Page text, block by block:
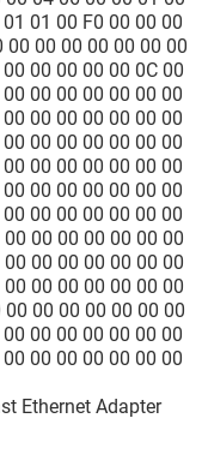
01 00 F0 00 00 00
00 00 00 00 00 00 00
00 00 00 00 0C 00
00 00 00 00 00 00
00 00 00 00 00 00
00 00 00 00 00 00
00 00 00 00 00 00
00 00 00 00 00 00
00 00 00 00 00 00
00 00 00 00 00 00
00 00 00 00 00 00
00 00 00 00 00 00
00 00 00 00 00 00
00 00 00 00 00 00
00 00 00 00 00 00
Ethernet Adapter